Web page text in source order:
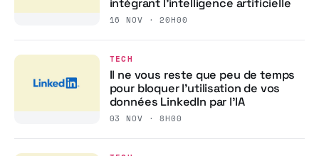
16 NOV · 20H00
TECH
Il ne vous reste que peu de temps
pour bloquer l’utilisation de vos
données LinkedIn par l’IA
03 NOV · 8H00